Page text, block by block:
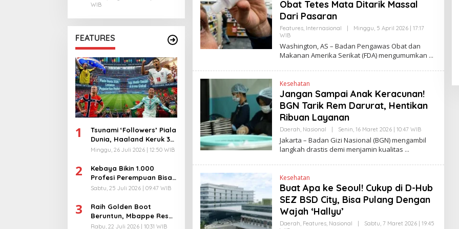
WIB
FEATURES
1
Tsunami ‘Followers’ Piala
Dunia, Haaland Keruk 32
Juta, Kiper 40 Tahun
Minggu, 26 Juli 2026 | 12:50 WIB
2
Kebaya Bikin 1.000
Profesi Perempuan Bisa
Menyatu di Arena
Sabtu, 25 Juli 2026 | 09:47 WIB
3
Raih Golden Boot
Beruntun, Mbappe Resmi
Kunci Takhta Top Skor
Rabu, 22 Juli 2026 | 10:31 WIB
E
S
L
I
K
Obat Tetes Mata Ditarik Massal
Dari Pasaran
Features, Internasional
Minggu, 5 April 2026 | 17:17
WIBO
E
H
E
D
R
N
E
W
S
I
N
Washington, AS – Badan Pengawas Obat dan
Makanan Amerika Serikat (FDA) mengumumkan
Kesehatan
Jangan Sampai Anak Keracunan!
BGN Tarik Rem Darurat, Hentikan
Ribuan Layanan
Daerah, Nasional Senin, 16 Maret 2026 | 10:47 WIBO
E
E
R
N
S
Jakarta – Badan Gizi Nasional (BGN) mengambil
langkah drastis demi menjamin kualitas
Kesehatan
Buat Apa ke Seoul! Cukup di D-Hub
SEZ BSD City, Bisa Pulang Dengan
Wajah ‘Hallyu’
Daerah, Features, Nasional
Sabtu, 7 Maret 2026 | 19:45
Pendaftaran Istana Dibuka,
Di Daerah, Nasional |
Rabu, 5 Agustus 2026 |
09:13 WIB